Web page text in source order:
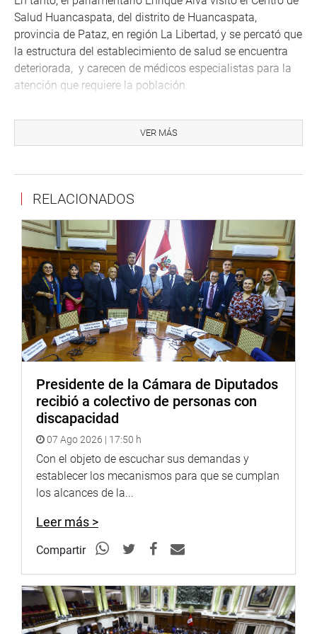
Salud Huancaspata, del distrito de Huancaspata,
provincia de Pataz, en región La Libertad, y se percató que
la estructura del establecimiento de salud se encuentra
deteriorada, y carecen de médicos especialistas para la
atención que requiere la población.
El congresista Héctor Acuña, quien también se encuentra
en La Libertad, sostuvo una reunión con los
representantes de la Asociación Nacional de Directivos de
Instituciones Educativas Públicas del Perú – ANDIEP, que
A partir de este diálogo se pudo abordar la problemática
que comparten los directores, así como su posición sobre
la modificación del artículo 33 de la Ley 29944 que se
encuentra próxima a ser debatida en el Congreso de la
República.
VER MÁS
RELACIONADOS
Presidente de la Cámara de Diputados
recibió a colectivo de personas con
discapacidad
07 Ago 2026 | 17:50 h
Con el objeto de escuchar sus demandas y
establecer los mecanismos para que se cumplan
los alcances de la...
Leer más >
Compartir